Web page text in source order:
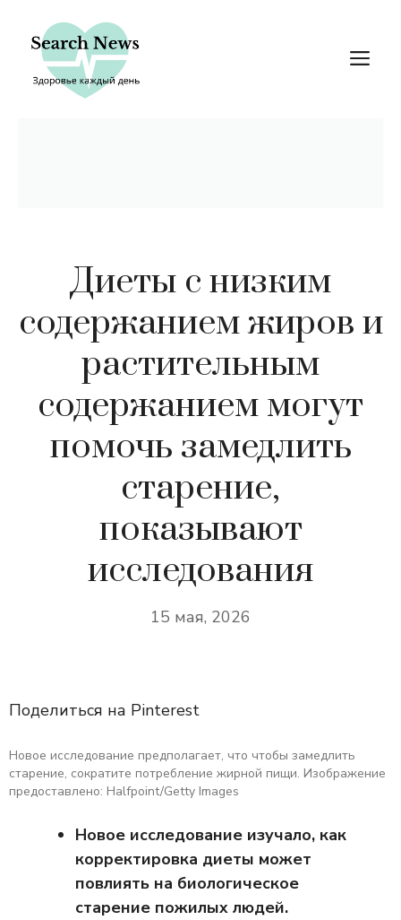
содержимому
Диеты с низким
содержанием жиров и
растительным
содержанием могут
помочь замедлить
старение,
показывают
исследования
15 мая, 2026
Поделиться на Pinterest
Новое исследование предполагает, что чтобы замедлить
старение, сократите потребление жирной пищи. Изображение
предоставлено: Halfpoint/Getty Images
Новое исследование изучало, как
корректировка диеты может
повлиять на биологическое
старение пожилых людей.